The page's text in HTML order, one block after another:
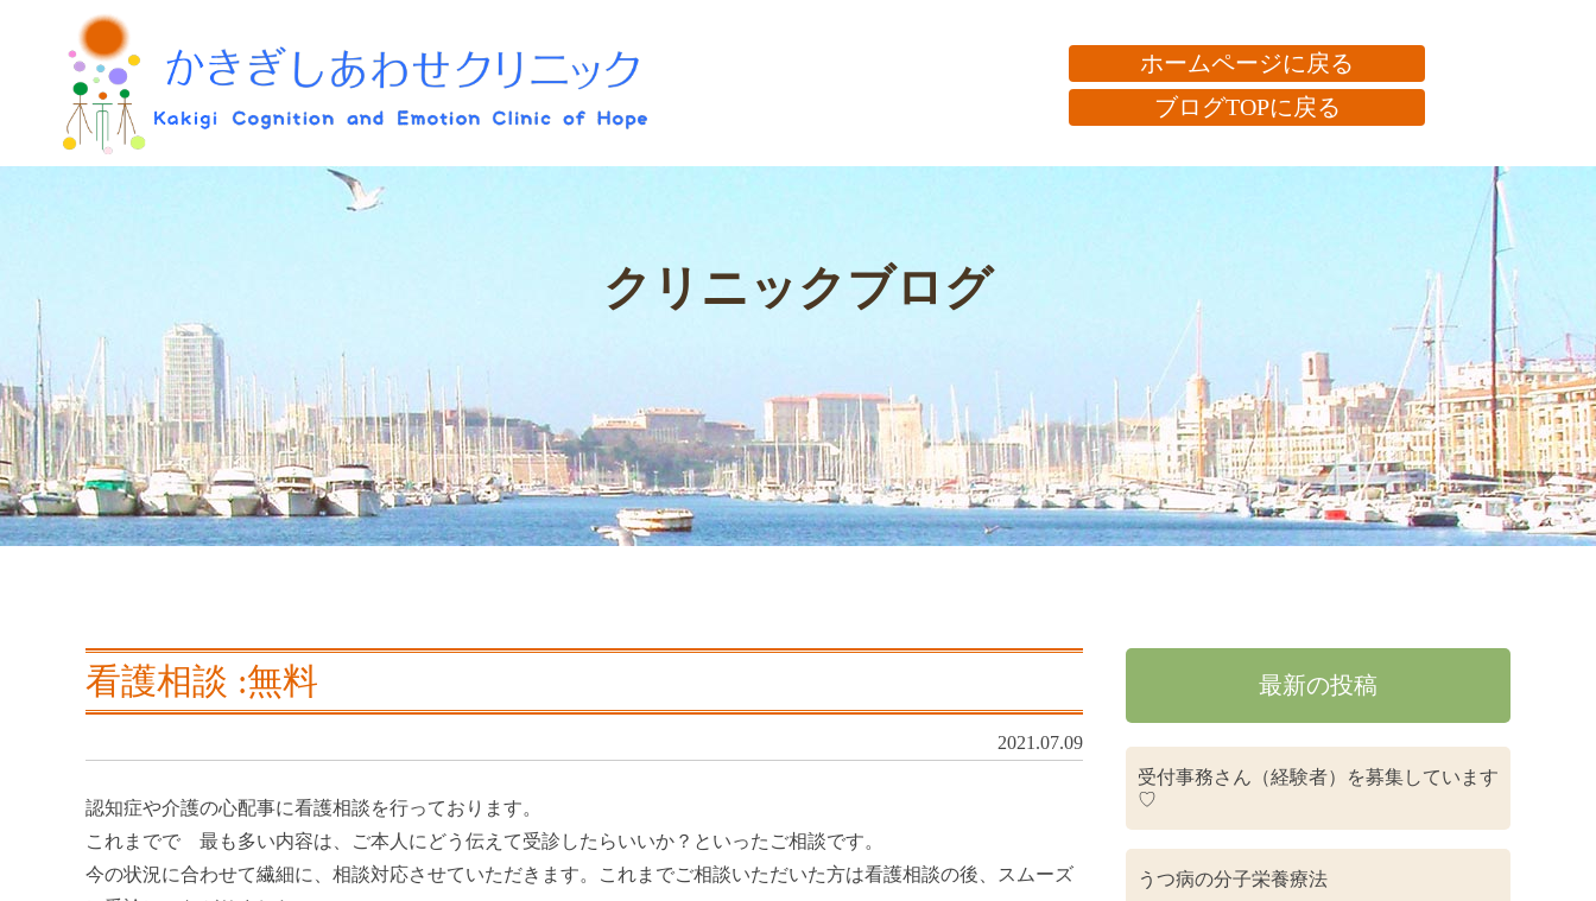
ホームページに戻る
ブログTOPに戻る
クリニックブログ
看護相談 :無料
2021.07.09
認知症や介護の心配事に看護相談を行っております。
これまでで 最も多い内容は、ご本人にどう伝えて受診したらいいか？といったご相談です。
今の状況に合わせて繊細に、相談対応させていただきます。これまでご相談いただいた方は看護相談の後、スムーズ
最新の投稿
受付事務さん（経験者）を募集しています
♡
うつ病の分子栄養療法